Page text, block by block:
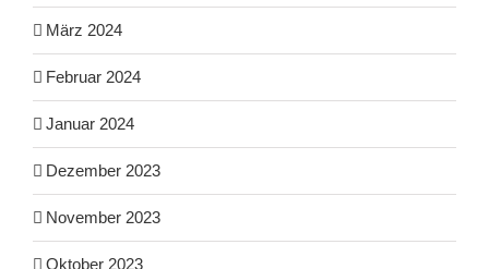
März 2024
Februar 2024
Januar 2024
Dezember 2023
November 2023
Oktober 2023